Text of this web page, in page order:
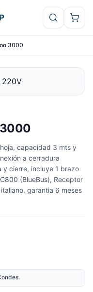
3000
capacidad 3 mts y
a cerradura
y cierre, incluye 1 brazo
(BlueBus), Receptor
garantia 6 meses